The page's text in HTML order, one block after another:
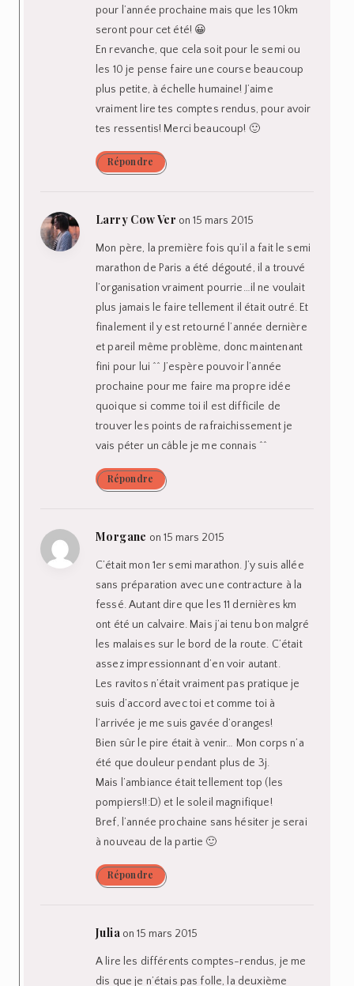
pour l’année prochaine mais que les 10km
seront pour cet été! 😀
En revanche, que cela soit pour le semi ou
les 10 je pense faire une course beaucoup
plus petite, à échelle humaine! J’aime
vraiment lire tes comptes rendus, pour avoir
tes ressentis! Merci beaucoup! 🙂
Répondre
Larry Cow Ver on 15 mars 2015
Mon père, la première fois qu’il a fait le semi
marathon de Paris a été dégouté, il a trouvé
l’organisation vraiment pourrie…il ne voulait
plus jamais le faire tellement il était outré. Et
finalement il y est retourné l’année dernière
et pareil même problème, donc maintenant
fini pour lui ^^ J’espère pouvoir l’année
prochaine pour me faire ma propre idée
quoique si comme toi il est difficile de
trouver les points de rafraichissement je
vais péter un câble je me connais ^^
Répondre
Morgane on 15 mars 2015
C’était mon 1er semi marathon. J’y suis allée
sans préparation avec une contracture à la
fessé. Autant dire que les 11 dernières km
ont été un calvaire. Mais j’ai tenu bon malgré
les malaises sur le bord de la route. C’était
assez impressionnant d’en voir autant.
Les ravitos n’était vraiment pas pratique je
suis d’accord avec toi et comme toi à
l’arrivée je me suis gavée d’oranges!
Bien sûr le pire était à venir… Mon corps n’a
été que douleur pendant plus de 3j.
Mais l’ambiance était tellement top (les
pompiers!!:D) et le soleil magnifique!
Bref, l’année prochaine sans hésiter je serai
à nouveau de la partie 🙂
Répondre
Julia on 15 mars 2015
A lire les différents comptes-rendus, je me
dis que je n’étais pas folle, la deuxième